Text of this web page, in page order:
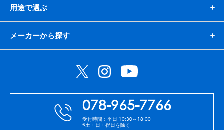
用途で選ぶ
メーカーから探す
078-965-7766
受付時間：平日 10:30～18:00
※土・日・祝日を除く